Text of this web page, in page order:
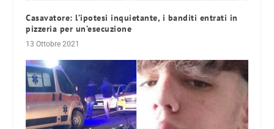
Casavatore: l’ipotesi inquietante, i banditi entrati in
pizzeria per un’esecuzione
13 Ottobre 2021